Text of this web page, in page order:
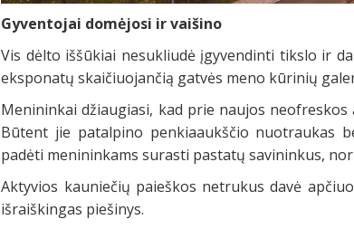
Gyventojai domėjosi ir vaišino
Vis dėlto iššūkiai nesukliudė įgyvendinti tikslo ir
eksponatų skaičiuojančią gatvės meno kūrinių
Menininkai džiaugiasi, kad prie naujos
Būtent jie patalpino penkiaaukščio nuotraukas
padėti menininkams surasti pastatų savininkus,
Aktyvios kauniečių paieškos netrukus davė
išraiškingas piešinys.